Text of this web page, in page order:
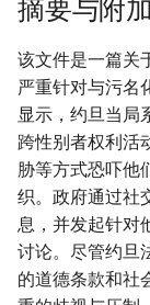
摘要与附
该文件是一篇关
严重针对与污名
显示，约旦当局
跨性别者权利活
胁等方式恐吓他
织。政府通过社
息，并发起针对
讨论。尽管约旦
的道德条款和社